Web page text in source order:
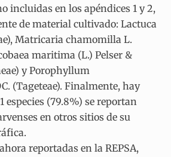
incluidas en los apéndices 1 y 2,
de material cultivado: Lactuca
Matricaria chamomilla L.
maritima (L.) Pelser &
y Porophyllum
(Tageteae). Finalmente, hay
especies (79.8%) se reportan
en otros sitios de su
reportadas en la REPSA,